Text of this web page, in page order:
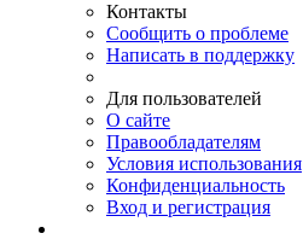
Контакты
Сообщить о проблеме
Написать в поддержку
Для пользователей
О сайте
Правообладателям
Условия использования
Конфиденциальность
Вход и регистрация